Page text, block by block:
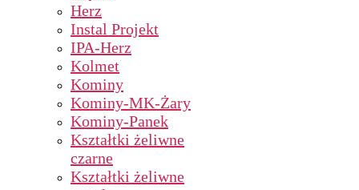
Herz
Instal Projekt
IPA-Herz
Kolmet
Kominy
Kominy-MK-Żary
Kominy-Panek
Kształtki żeliwne
czarne
Kształtki żeliwne